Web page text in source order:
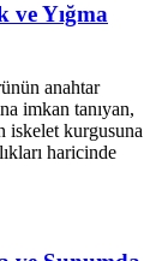
ve Yığma
anahtar
imkan tanıyan,
iskelet kurgusuna
haricinde